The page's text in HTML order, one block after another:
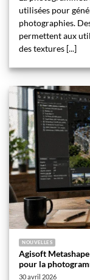
utilisées pour
photographies.
permettent aux
des textures [...]
NOUVELLES
Agisoft
pour la
30 avril 2026